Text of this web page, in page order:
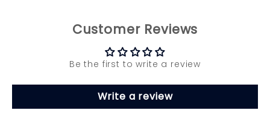
Customer Reviews
Be the first to write a review
Write a review